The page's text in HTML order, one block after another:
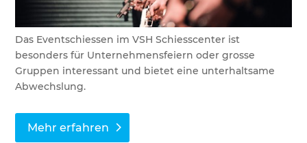
Das Eventschiessen im VSH Schiesscenter ist
besonders für Unternehmensfeiern oder grosse
Gruppen interessant und bietet eine unterhaltsame
Abwechslung.
Mehr erfahren